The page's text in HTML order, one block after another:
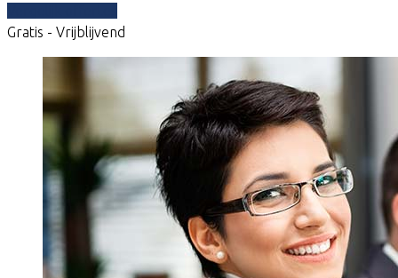
Gratis - Vrijblijvend